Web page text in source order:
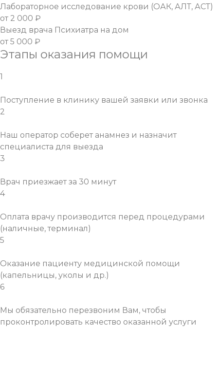
Лабораторное исследование крови (ОАК, АЛТ, АСТ)
от 2 000 ₽
Выезд врача Психиатра на дом
от 5 000 ₽
Этапы оказания помощи
1
Поступление в клинику вашей заявки или звонка
2
Наш оператор соберет анамнез и назначит
специалиста для выезда
3
Врач приезжает за 30 минут
4
Оплата врачу производится перед процедурами
(наличные, терминал)
5
Оказание пациенту медицинской помощи
(капельницы, уколы и др.)
6
Мы обязательно перезвоним Вам, чтобы
проконтролировать качество оказанной услуги